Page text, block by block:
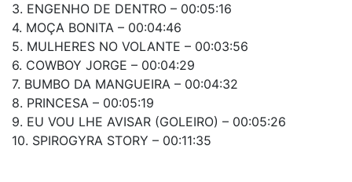
3. ENGENHO DE DENTRO – 00:05:16
4. MOÇA BONITA – 00:04:46
5. MULHERES NO VOLANTE – 00:03:56
6. COWBOY JORGE – 00:04:29
7. BUMBO DA MANGUEIRA – 00:04:32
8. PRINCESA – 00:05:19
9. EU VOU LHE AVISAR (GOLEIRO) – 00:05:26
10. SPIROGYRA STORY – 00:11:35